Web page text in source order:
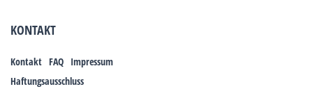
KONTAKT
Kontakt FAQ Impressum
Haftungsausschluss